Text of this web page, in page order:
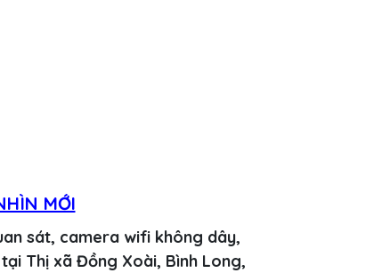
MỚI
sát, camera wifi không dây,
Thị xã Đồng Xoài, Bình Long,